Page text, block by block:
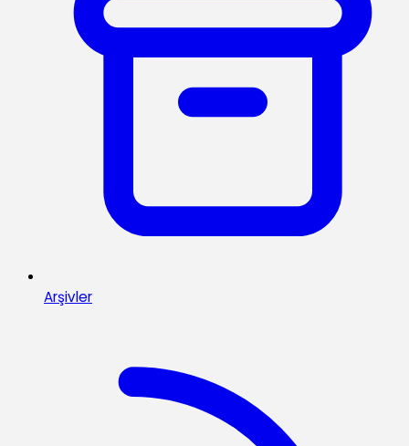
Arşivler